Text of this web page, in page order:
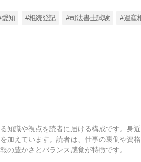
愛知 #相続登記 #司法書士試験 #遺産
知識や視点を読者に届ける構成です。身
加えています。読者は、仕事の裏側や資
の豊かさとバランス感覚が特徴です。